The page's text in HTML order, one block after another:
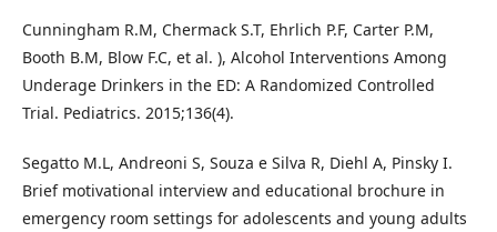
Cunningham R.M, Chermack S.T, Ehrlich P.F, Carter P.M,
Booth B.M, Blow F.C, et al. ), Alcohol Interventions Among
Underage Drinkers in the ED: A Randomized Controlled
Trial. Pediatrics. 2015;136(4).
Segatto M.L, Andreoni S, Souza e Silva R, Diehl A, Pinsky I.
Brief motivational interview and educational brochure in
emergency room settings for adolescents and young adults